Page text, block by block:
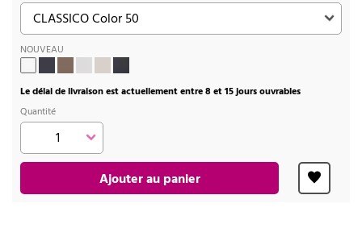
NOUVEAU
Le délai de livraison est actuellement entre 8 et 15 jours ouvrables
Quantité
Ajouter au panier